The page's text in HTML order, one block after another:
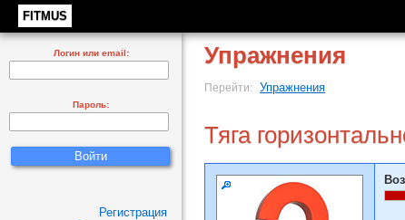
FITMUS
Упражнения
Перейти: Упражнения
Тяга
Логин или email:
Пароль:
Регистрация